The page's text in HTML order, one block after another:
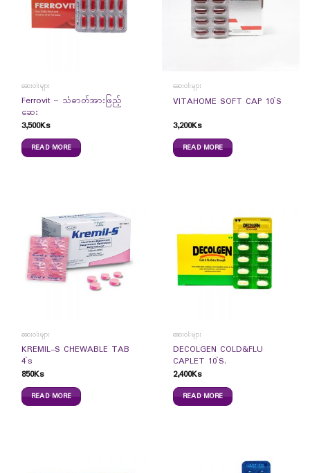
ဆေးဝါးများ
Ferrovit – သံဓာတ်အားဖြည့်
ဆေး
3,500Ks
READ MORE
ဆေးဝါးများ
VITAHOME SOFT CAP 10`S
3,200Ks
READ MORE
ဆေးဝါးများ
KREMIL-S CHEWABLE TAB
4`s
850Ks
READ MORE
ဆေးဝါးများ
DECOLGEN COLD&FLU
CAPLET 10`S.
2,400Ks
READ MORE